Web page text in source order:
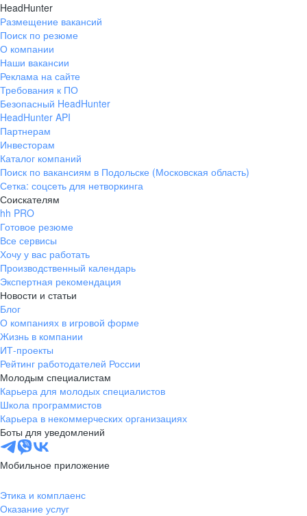
HeadHunter
Размещение вакансий
Поиск по резюме
О компании
Наши вакансии
Реклама на сайте
Требования к ПО
Безопасный HeadHunter
HeadHunter API
Партнерам
Инвесторам
Каталог компаний
Поиск по вакансиям в Подольске (Московская область)
Сетка: соцсеть для нетворкинга
Соискателям
hh PRO
Готовое резюме
Все сервисы
Хочу у вас работать
Производственный календарь
Экспертная рекомендация
Новости и статьи
Блог
О компаниях в игровой форме
Жизнь в компании
ИТ-проекты
Рейтинг работодателей России
Молодым специалистам
Карьера для молодых специалистов
Школа программистов
Карьера в некоммерческих организациях
Боты для уведомлений
Мобильное приложение
Этика и комплаенс
Оказание услуг